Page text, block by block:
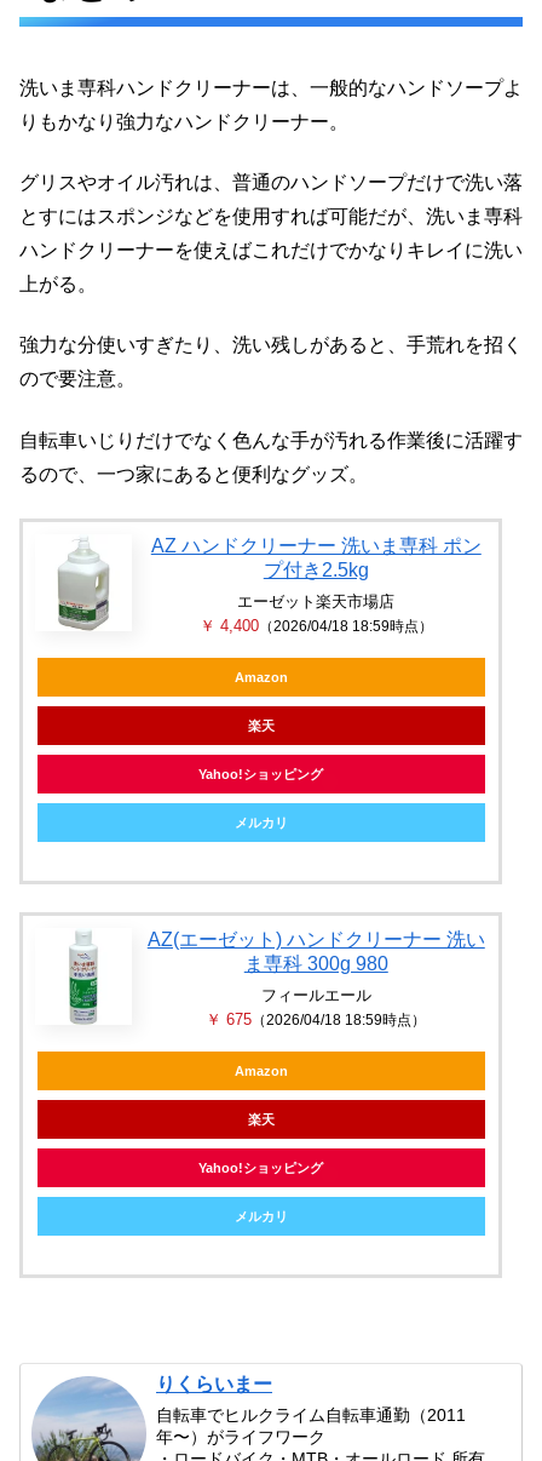
洗いま専科ハンドクリーナーは、一般的なハンドソープよ
りもかなり強力なハンドクリーナー。
グリスやオイル汚れは、普通のハンドソープだけで洗い落
とすにはスポンジなどを使用すれば可能だが、洗いま専科
ハンドクリーナーを使えばこれだけでかなりキレイに洗い
上がる。
強力な分使いすぎたり、洗い残しがあると、手荒れを招く
ので要注意。
自転車いじりだけでなく色んな手が汚れる作業後に活躍す
るので、一つ家にあると便利なグッズ。
AZ ハンドクリーナー 洗いま専科 ポン
プ付き2.5kg
エーゼット楽天市場店
￥ 4,400（2026/04/18 18:59時点）
Amazon
楽天
Yahoo!ショッピング
メルカリ
AZ(エーゼット) ハンドクリーナー 洗い
ま専科 300g 980
フィールエール
￥ 675 （2026/04/18 18:59時点）
Amazon
楽天
Yahoo!ショッピング
メルカリ
りくらいまー
自転車でヒルクライム自転車通勤（2011
年〜）がライフワーク